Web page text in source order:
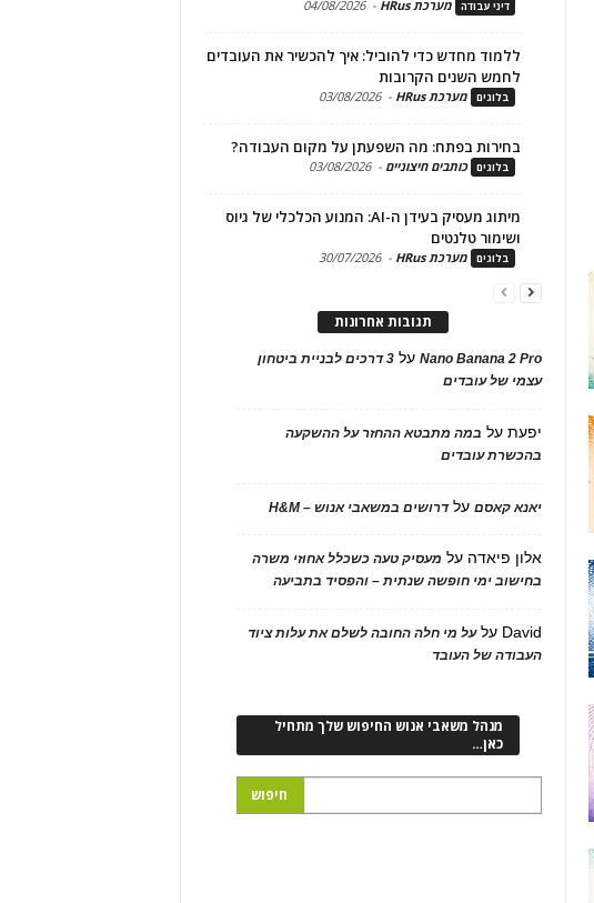
דיני עבודה מערכת HRus -
04/08/2026
ללמוד מחדש כדי להוביל: איך להכשיר את העובדים
לחמש השנים הקרובות
בלוגים מערכת HRus -
03/08/2026
בחירות בפתח: מה השפעתן על מקום העבודה?
בלוגים כותבים חיצוניים -
03/08/2026
מיתוג מעסיק בעידן ה-AI: המנוע הכלכלי של גיוס
ושימור טלנטים
בלוגים מערכת HRus -
30/07/2026
תגובות אחרונות
Nano Banana 2 Proעל 3 דרכים לבניית ביטחון
עצמי של עובדים
יפעתעל במה מתבטא ההחזר על ההשקעה
בהכשרת עובדים
יאנא קאסםעלדרושים במשאבי אנוש – H&M
אלון פיאדה על מעסיק טעה כשכלל אחוזי משרה
בחישוב ימי חופשה שנתית – והפסיד בתביעה
David עלעל מי חלה החובה לשלם את עלות ציוד
העבודה של העובד
מנהל משאבי אנוש החיפוש שלך מתחיל
כאן…